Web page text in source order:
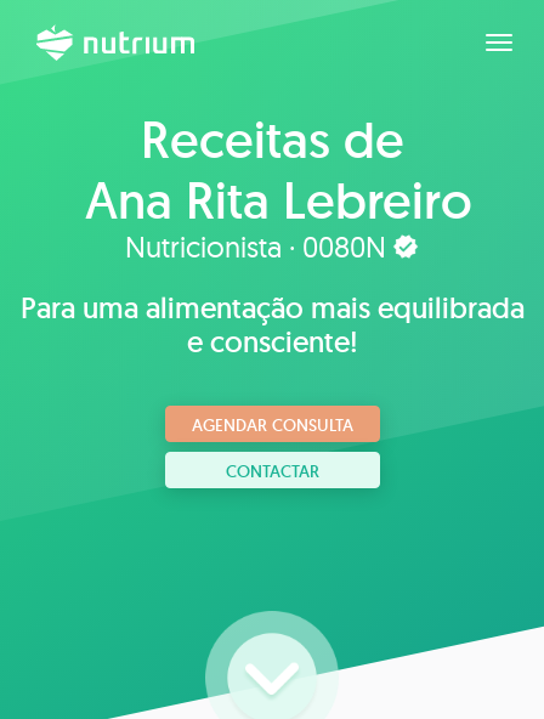
Receitas de
Ana Rita Lebreiro
Nutricionista · 0080N
Para uma alimentação mais equilibrada
e consciente!
AGENDAR CONSULTA
CONTACTAR